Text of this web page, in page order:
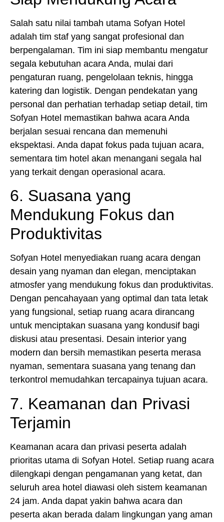
Salah satu nilai tambah utama Sofyan Hotel
adalah tim staf yang sangat profesional dan
berpengalaman. Tim ini siap membantu mengatur
segala kebutuhan acara Anda, mulai dari
pengaturan ruang, pengelolaan teknis, hingga
katering dan logistik. Dengan pendekatan yang
personal dan perhatian terhadap setiap detail, tim
Sofyan Hotel memastikan bahwa acara Anda
berjalan sesuai rencana dan memenuhi
ekspektasi. Anda dapat fokus pada tujuan acara,
sementara tim hotel akan menangani segala hal
yang terkait dengan operasional acara.
6. Suasana yang
Mendukung Fokus dan
Produktivitas
Sofyan Hotel menyediakan ruang acara dengan
desain yang nyaman dan elegan, menciptakan
atmosfer yang mendukung fokus dan produktivitas.
Dengan pencahayaan yang optimal dan tata letak
yang fungsional, setiap ruang acara dirancang
untuk menciptakan suasana yang kondusif bagi
diskusi atau presentasi. Desain interior yang
modern dan bersih memastikan peserta merasa
nyaman, sementara suasana yang tenang dan
terkontrol memudahkan tercapainya tujuan acara.
7. Keamanan dan Privasi
Terjamin
Keamanan acara dan privasi peserta adalah
prioritas utama di Sofyan Hotel. Setiap ruang acara
dilengkapi dengan pengamanan yang ketat, dan
seluruh area hotel diawasi oleh sistem keamanan
24 jam. Anda dapat yakin bahwa acara dan
peserta akan berada dalam lingkungan yang aman